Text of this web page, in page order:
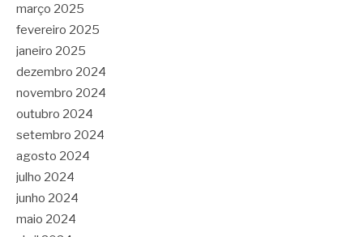
março 2025
fevereiro 2025
janeiro 2025
dezembro 2024
novembro 2024
outubro 2024
setembro 2024
agosto 2024
julho 2024
junho 2024
maio 2024